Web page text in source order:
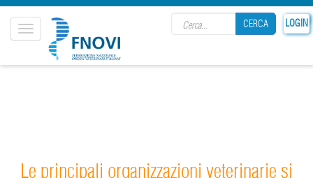
LOGIN
CERCA
Toggle
navigation
Le principali organizzazioni veterinarie si